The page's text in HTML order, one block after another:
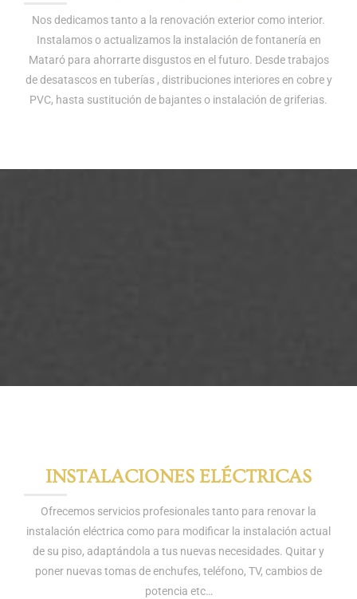
Nos dedicamos tanto a la renovación exterior como interior.
Instalamos o actualizamos la instalación de fontanería en
Mataró para ahorrarte disgustos en el futuro. Desde trabajos
de desatascos en tuberías , distribuciones interiores en cobre y
PVC, hasta sustitución de bajantes o instalación de griferias.
INSTALACIONES ELÉCTRICAS
Ofrecemos servicios profesionales tanto para renovar la
instalación eléctrica como para modificar la instalación actual
de su piso, adaptándola a tus nuevas necesidades. Quitar y
poner nuevas tomas de enchufes, teléfono, TV, cambios de
potencia etc…